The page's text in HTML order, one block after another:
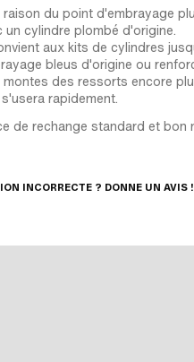
raison du point d'embrayage
un cylindre plombé d'origine.
aux kits de cylindres
bleus d'origine ou
des ressorts encore
rapidement.
de rechange standard et bon
INCORRECTE ? DONNE UN AVIS !